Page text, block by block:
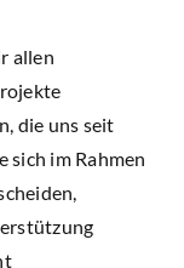
allen
die uns seit
sich im Rahmen